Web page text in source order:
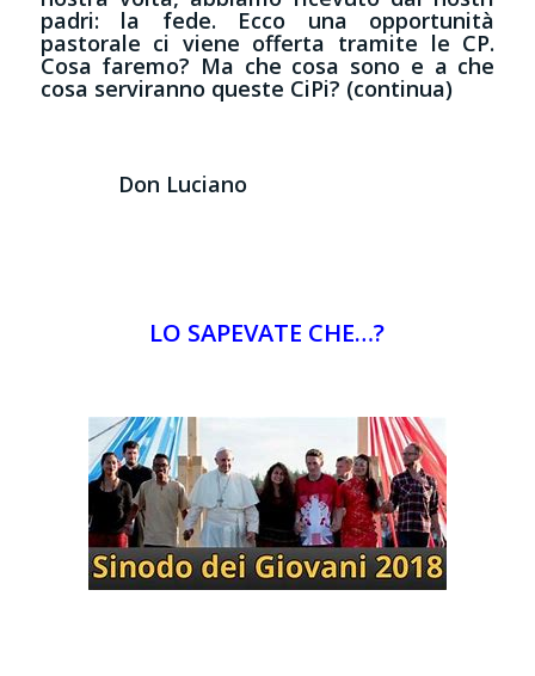
padri: la fede. Ecco una opportunità
pastorale ci viene offerta tramite le CP.
Cosa faremo? Ma che cosa sono e a che
cosa serviranno queste CiPi? (continua)
Don Luciano
LO SAPEVATE CHE…?